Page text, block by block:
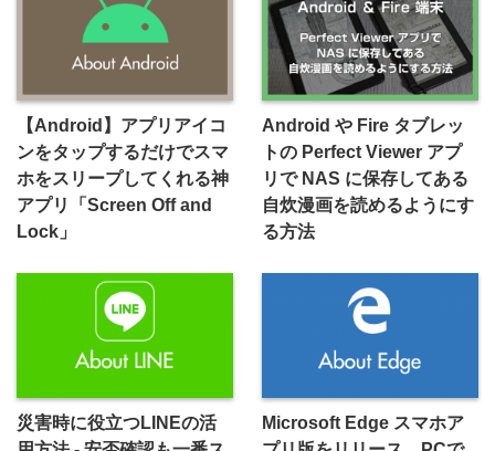
【Android】アプリアイコ
ンをタップするだけでスマ
ホをスリープしてくれる神
アプリ「Screen Off and
Lock」
Android や Fire タブレッ
トの Perfect Viewer アプ
リで NAS に保存してある
自炊漫画を読めるようにす
る方法
災害時に役立つLINEの活
Microsoft Edge スマホア